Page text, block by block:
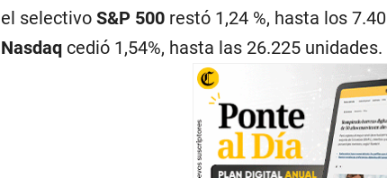
el selectivo S&P 500restó 1,24 %, hasta los
Nasdaqcedió 1,54%, hasta las 26.225 unidades.